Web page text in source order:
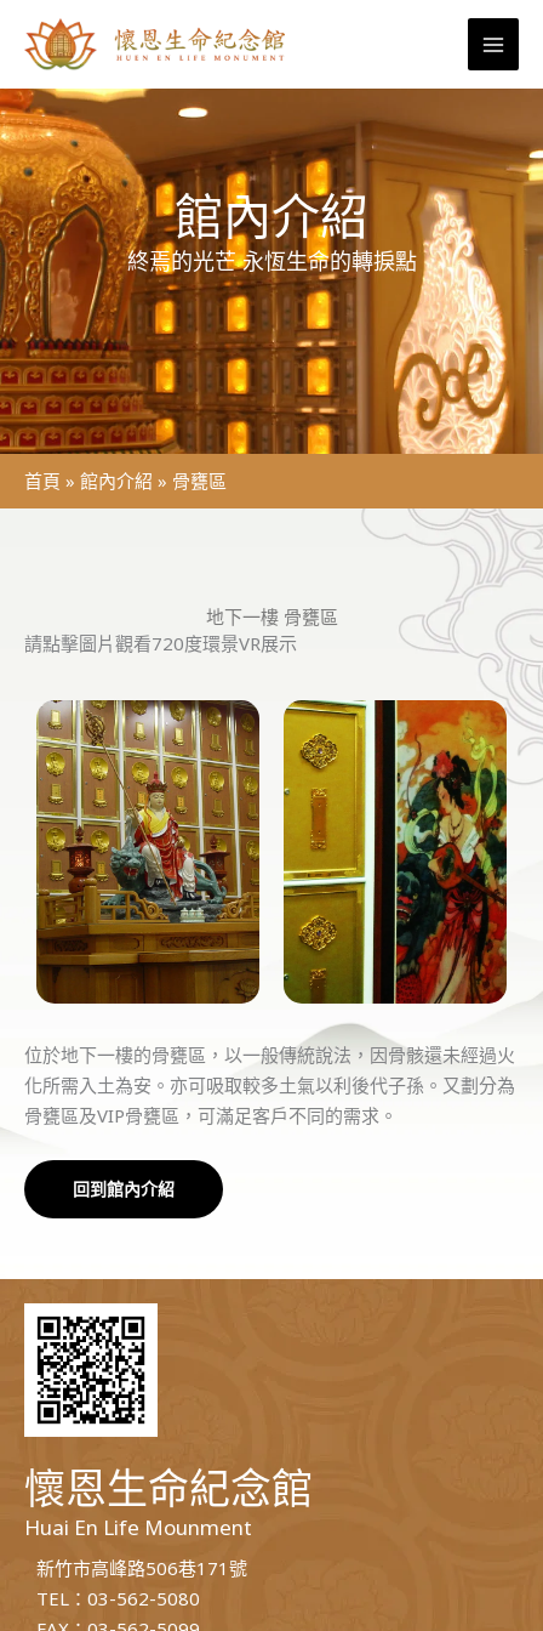
要
內
容
館內介紹
終焉的光芒 永恆生命的轉捩點
首頁 » 館內介紹 » 骨甕區
地下一樓 骨甕區
請點擊圖片觀看720度環景VR展示
位於地下一樓的骨甕區，以一般傳統說法，因骨骸還未經過火
化所需入土為安。亦可吸取較多土氣以利後代子孫。又劃分為
骨甕區及VIP骨甕區，可滿足客戶不同的需求。
回到館內介紹
懷恩生命紀念館
Huai En Life Mounment
新竹市高峰路506巷171號
TEL：03-562-5080